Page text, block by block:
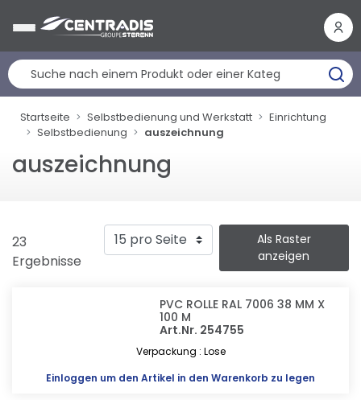
Startseite Selbstbedienung und Werkstatt
Einrichtung
Selbstbedienung
auszeichnung
auszeichnung
23
Ergebnisse
Als Raster
anzeigen
PVC ROLLE RAL 7006 38 MM X
100 M
Art.Nr. 254755
Verpackung : Lose
Einloggen um den Artikel in den Warenkorb zu legen